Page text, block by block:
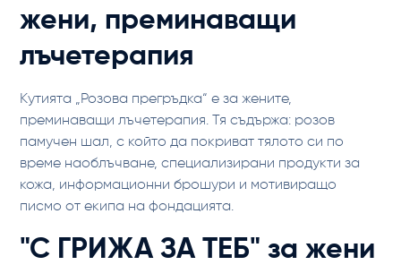
жени, преминаващи
лъчетерапия
Кутията „Розова прегръдка“ е за жените,
преминаващи лъчетерапия. Тя съдържа: розов
памучен шал, с който да покриват тялото си по
време наоблъчване, специализирани продукти за
кожа, информационни брошури и мотивиращо
писмо от екипа на фондацията.
"С ГРИЖА ЗА ТЕБ" за жени